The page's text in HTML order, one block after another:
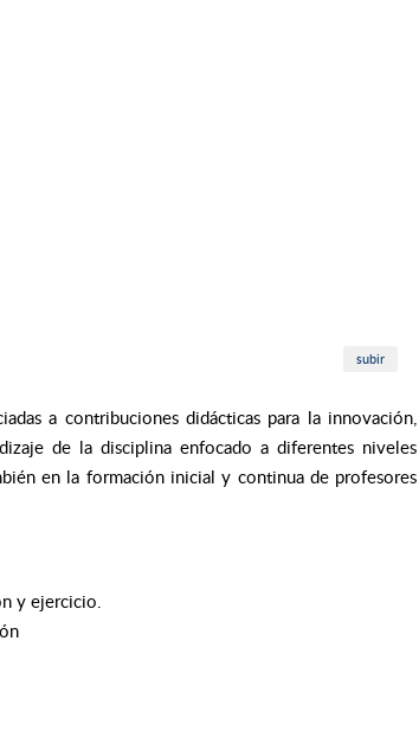
subir
a contribuciones didácticas para la innovación,
de la disciplina enfocado a diferentes niveles
en la formación inicial y continua de profesores
y ejercicio.